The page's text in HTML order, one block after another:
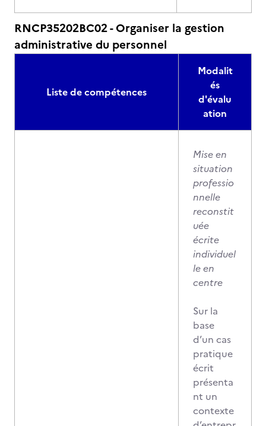
RNCP35202BC02 - Organiser la gestion
administrative du personnel
Liste de compétences
Modalit
és
d'évalu
ation
Mise en
situation
professio
nnelle
reconstit
uée
écrite
individuel
le en
centre
Sur la
base
d’un cas
pratique
écrit
présenta
nt un
contexte